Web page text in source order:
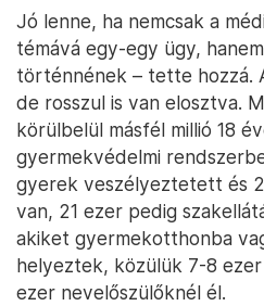
Jó lenne, ha nemcsak a
témává egy-egy ügy,
történnének – tette hozzá.
de rosszul is van elosztva.
körülbelül másfél millió 18
gyermekvédelmi
gyerek veszélyeztetett és
van, 21 ezer pedig
akiket gyermekotthonba
helyeztek, közülük 7-8
ezer nevelőszülőknél él.